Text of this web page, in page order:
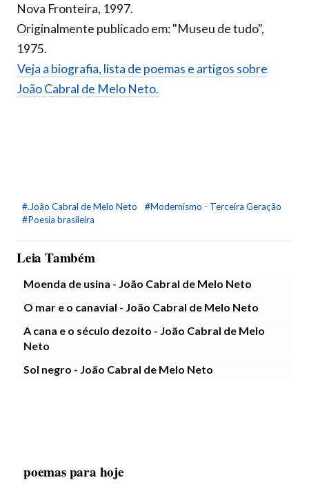
Nova Fronteira, 1997.
Originalmente publicado em: "Museu de tudo",
1975.
Veja a biografia, lista de poemas e artigos sobre
João Cabral de Melo Neto.
#.João Cabral de Melo Neto
#Modernismo - Terceira Geração
#Poesia brasileira
Leia Também
Moenda de usina - João Cabral de Melo Neto
O mar e o canavial - João Cabral de Melo Neto
A cana e o século dezoito - João Cabral de Melo
Neto
Sol negro - João Cabral de Melo Neto
poemas para hoje